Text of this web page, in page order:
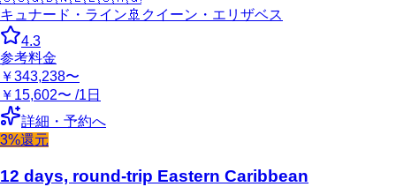
キュナード・ライン 🚢 クイーン・エリザベス
4.3
参考料金
￥343,238〜
￥15,602〜 /1日
詳細・予約へ
3%還元
12 days, round-trip Eastern Caribbean